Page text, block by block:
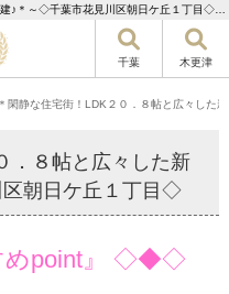
千葉 木更津
閑静な住宅街！LDK２０．８帖と広々し
．８帖と広々した新
朝日ケ丘１丁目◇
point』 ◇◆◇